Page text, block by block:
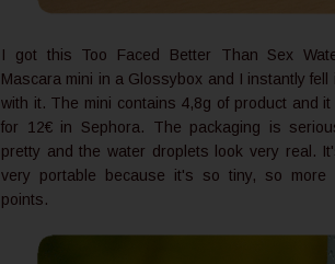
I got this Too Faced Better Than Sex
Mascara mini in a Glossybox and I instantly fell
with it. The mini contains 4,8g of product and it
for 12€ in Sephora. The packaging is
pretty and the water droplets look very real.
very portable because it's so tiny, so more
points.